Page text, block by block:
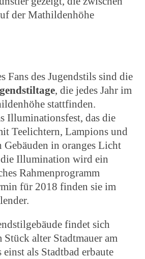
der Mathildenhöhe
Fans des Jugendstils sind die
, die jedes Jahr im
stattfinden.
Illuminationsfest, das die
Teelichtern, Lampions und
Gebäuden in oranges Licht
Illumination wird ein
Rahmenprogramm
für 2018 finden sie im
findet sich
Stück alter Stadtmauer am
als Stadtbad erbaute